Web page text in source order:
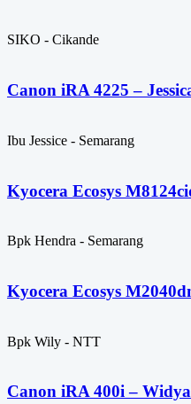
SIKO - Cikande
Canon iRA 4225 –
Ibu Jessice - Semarang
Kyocera Ecosys
Bpk Hendra - Semarang
Kyocera Ecosys
Bpk Wily - NTT
Canon iRA 400i – Widya